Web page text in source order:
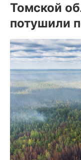
Томской
потушили